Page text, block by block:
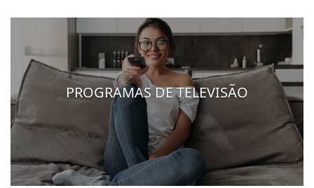
PROGRAMAS DE TELEVISÃO